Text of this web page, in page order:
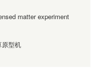
matter experiment
原型机